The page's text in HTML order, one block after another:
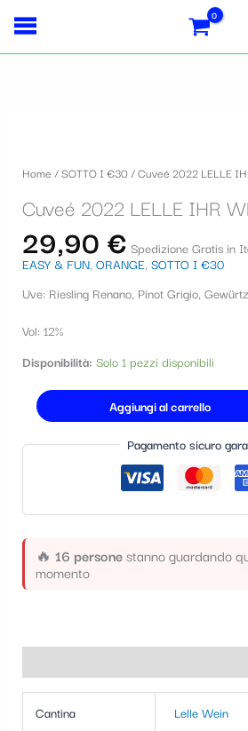
contenuto
Home /SOTTO I €30 / Cuveé 2022 LELLE
Cuveé 2022 LELLE IHR
29,90 € Spedizione Gratis in
EASY & FUN, ORANGE, SOTTO I €30
Uve: Riesling Renano, Pinot Grigio,
Vol: 12%
Disponibilità: Solo 1 pezzi disponibili
IHR
quantità
Aggiungi al carrello
Pagamento sicuro
🔥 16 personestanno guardando
momento
Cantina Lelle Wein
S
o
n
a
u
n
a
c
e
a
fiscale:
Carrello: